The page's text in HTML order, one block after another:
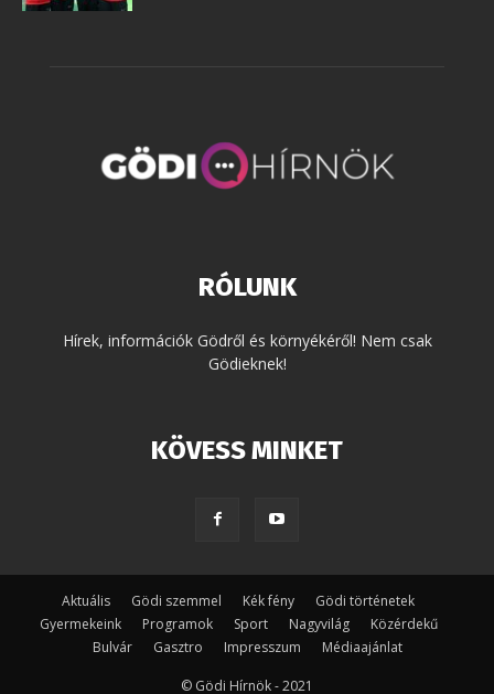
RÓLUNK
Hírek, információk Gödről és környékéről! Nem csak
Gödieknek!
KÖVESS MINKET
Aktuális Gödi szemmel Kék fény
Gödi történetek
Gyermekeink
Programok Sport Nagyvilág
Közérdekű
Bulvár
Gasztro Impresszum Médiaajánlat
© Gödi Hírnök - 2021